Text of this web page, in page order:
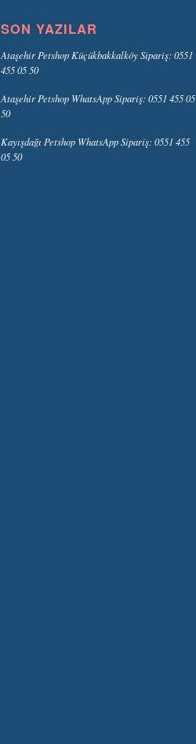
SON YAZILAR
Ataşehir Petshop Küçükbakkalköy Sipariş: 0551
455 05 50
Ataşehir Petshop WhatsApp Sipariş: 0551 455 05
50
Kayışdağı Petshop WhatsApp Sipariş: 0551 455
05 50